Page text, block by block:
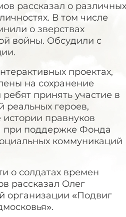
рассказал о различных
В том числе
о зверствах
войны. Обсудили с
проектах,
на сохранение
принять участие в
реальных героев,
правнуков
при поддержке Фонда
коммуникаций
о солдатах времен
рассказал Олег
организации «Подвиг